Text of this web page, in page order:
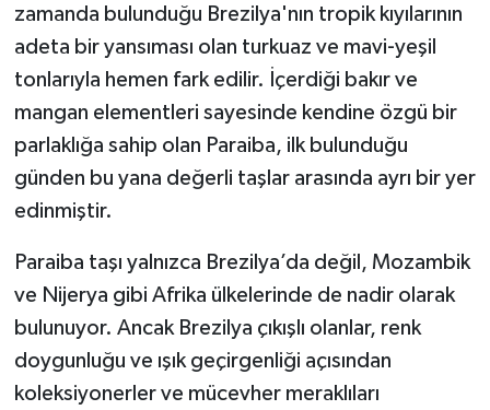
zamanda bulunduğu Brezilya'nın tropik kıyılarının
adeta bir yansıması olan turkuaz ve mavi-yeşil
tonlarıyla hemen fark edilir. İçerdiği bakır ve
mangan elementleri sayesinde kendine özgü bir
parlaklığa sahip olan Paraiba, ilk bulunduğu
günden bu yana değerli taşlar arasında ayrı bir yer
edinmiştir.
Paraiba taşı yalnızca Brezilya’da değil, Mozambik
ve Nijerya gibi Afrika ülkelerinde de nadir olarak
bulunuyor. Ancak Brezilya çıkışlı olanlar, renk
doygunluğu ve ışık geçirgenliği açısından
koleksiyonerler ve mücevher meraklıları